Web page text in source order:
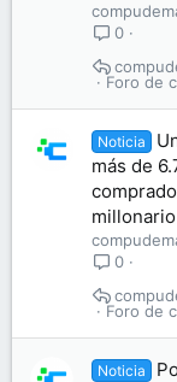
0
Foro de
Noticia
más de
millonario
0
Foro de
Noticia